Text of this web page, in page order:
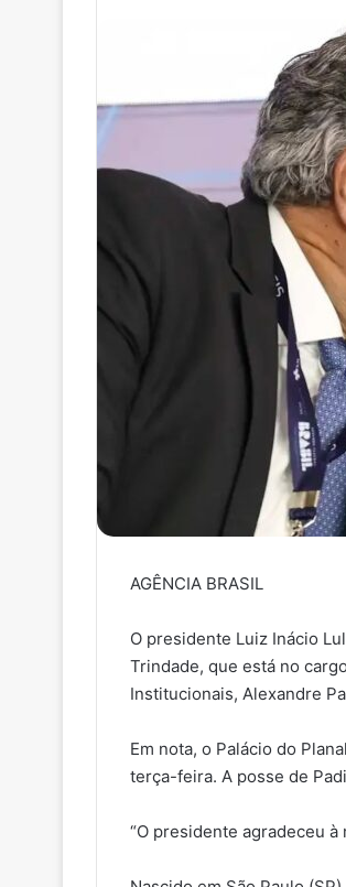
AGÊNCIA BRASIL
O presidente Luiz Inácio
Trindade, que está no
Institucionais, Alexandre
Em nota, o Palácio do
terça-feira. A posse de
“O presidente agradeceu